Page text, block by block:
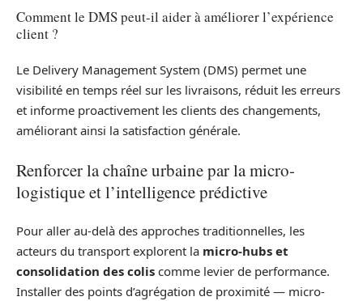
Comment le DMS peut-il aider à améliorer l’expérience
client ?
Le Delivery Management System (DMS) permet une
visibilité en temps réel sur les livraisons, réduit les erreurs
et informe proactivement les clients des changements,
améliorant ainsi la satisfaction générale.
Renforcer la chaîne urbaine par la micro-
logistique et l’intelligence prédictive
Pour aller au-delà des approches traditionnelles, les
acteurs du transport explorent la micro-hubs et
consolidation des colis comme levier de performance.
Installer des points d’agrégation de proximité — micro-